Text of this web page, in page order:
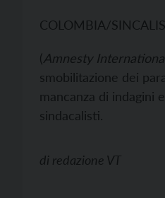
COLOMBIA/
(Amnesty
smobilitazione dei
mancanza di indagini
sindacalisti.
di redazione VT